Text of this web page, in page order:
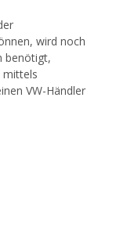
wird noch
benötigt,
mittels
VW-Händler